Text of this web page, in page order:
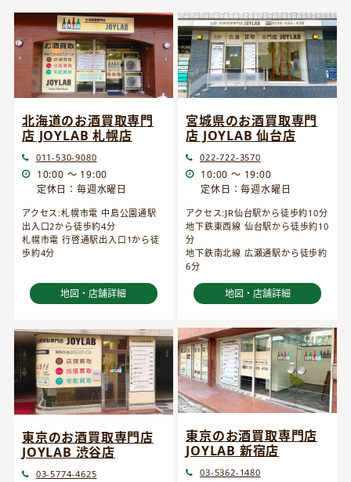
北海道のお酒買取専門
店 JOYLAB 札幌店
011-530-9080
10:00 ～ 19:00
定休日：毎週水曜日
アクセス:札幌市電 中島公園通駅
出入口2から徒歩約4分
札幌市電 行啓通駅出入口1から徒
歩約4分
地図・店舗詳細
宮城県のお酒買取専門
店 JOYLAB 仙台店
022-722-3570
10:00 ～ 19:00
定休日：毎週水曜日
アクセス:JR仙台駅から徒歩約10分
地下鉄東西線 仙台駅から徒歩約10
分
地下鉄南北線 広瀬通駅から徒歩約
6分
地図・店舗詳細
東京のお酒買取専門店
JOYLAB 渋谷店
03-5774-4625
東京のお酒買取専門店
JOYLAB 新宿店
03-5362-1480